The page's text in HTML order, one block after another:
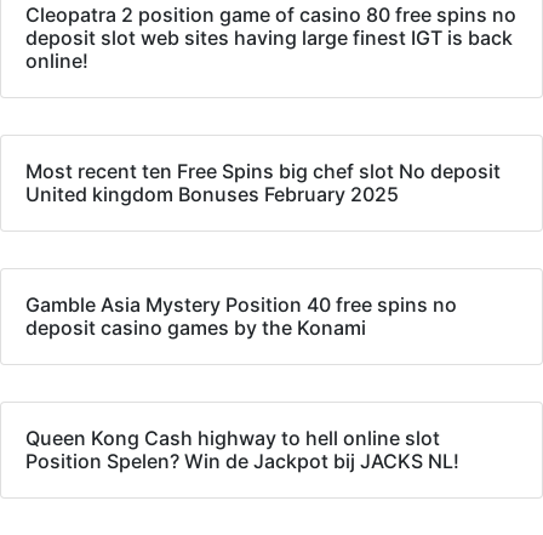
Cleopatra 2 position game of casino 80 free spins no
deposit slot web sites having large finest IGT is back
online!
Most recent ten Free Spins big chef slot No deposit
United kingdom Bonuses February 2025
Gamble Asia Mystery Position 40 free spins no
deposit casino games by the Konami
Queen Kong Cash highway to hell online slot
Position Spelen? Win de Jackpot bij JACKS NL!